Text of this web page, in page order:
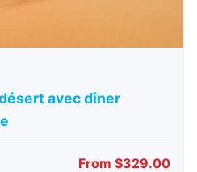
avec dîner
From $329.00